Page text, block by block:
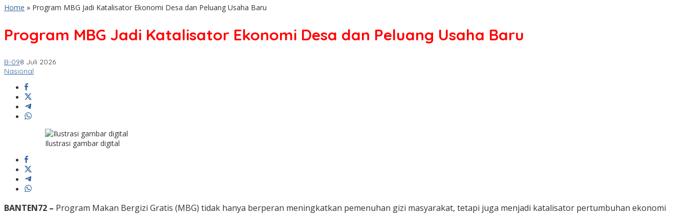
Home » Program MBG Jadi Katalisator Ekonomi Desa dan Peluang Usaha Baru
Program MBG Jadi Katalisator Ekonomi Desa dan Peluang Usaha Baru
B-098 Juli 2026
Nasional
Ilustrasi gambar digital
BANTEN72 – Program Makan Bergizi Gratis (MBG) tidak hanya berperan meningkatkan pemenuhan gizi masyarakat, tetapi juga menjadi katalisator pertumbuhan ekonomi